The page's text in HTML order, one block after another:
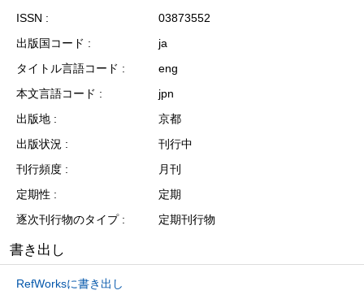
ISSN
03873552
出版国コード
ja
タイトル言語コード
eng
本文言語コード
jpn
出版地
京都
出版状況
刊行中
刊行頻度
月刊
定期性
定期
逐次刊行物のタイプ
定期刊行物
書き出し
RefWorksに書き出し